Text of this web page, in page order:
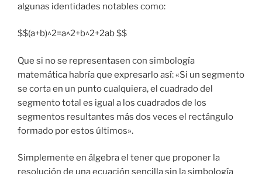
algunas identidades notables como:
$$(a+b)^2=a^2+b^2+2ab $$
Que si no se representasen con simbología
matemática habría que expresarlo así: «Si un segmento
se corta en un punto cualquiera, el cuadrado del
segmento total es igual a los cuadrados de los
segmentos resultantes más dos veces el rectángulo
formado por estos últimos».
Simplemente en álgebra el tener que proponer la
resolución de una ecuación sencilla sin la simbología